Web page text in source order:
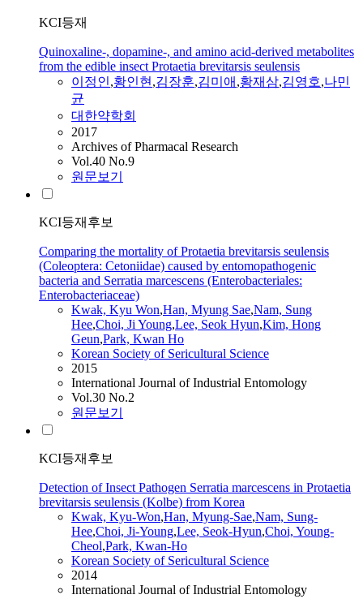
KCI등재
Quinoxaline-, dopamine-, and amino acid-derived metabolites
from the edible insect Protaetia brevitarsis seulensis
이정인,황인현,김장훈,김미애 ,황재삼,김영호,나민
균
대한약학회
2017
Archives of Pharmacal Research
Vol.40 No.9
원문보기
KCI등재후보
Comparing the mortality of Protaetia brevitarsis seulensis
(Coleoptera: Cetoniidae) caused by entomopathogenic
bacteria and Serratia marcescens (Enterobacteriales:
Enterobacteriaceae)
Kwak, Kyu Won,Han, Myung Sae,Nam, Sung
Hee,Choi, Ji Young,Lee, Seok Hyun,Kim, Hong
Geun,Park, Kwan Ho
Korean Society of Sericultural Science
2015
International Journal of Industrial Entomology
Vol.30 No.2
원문보기
KCI등재후보
Detection of Insect Pathogen Serratia marcescens in Protaetia
brevitarsis seulensis (Kolbe) from Korea
Kwak, Kyu-Won,Han, Myung-Sae,Nam, Sung-
Hee,Choi, Ji-Young,Lee, Seok-Hyun,Choi, Young-
Cheol,Park, Kwan-Ho
Korean Society of Sericultural Science
2014
International Journal of Industrial Entomology